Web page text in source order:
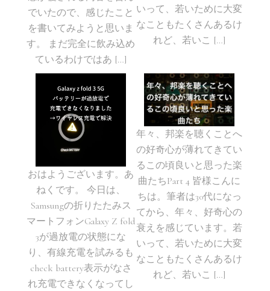
でいたので、感じたこと
を書いてみようと思いま
す。 まだ完全に飲み込め
ているわけではあ […]
いって、若いために大変
なこともたくさんあるけ
れど、若いこ […]
おはようございます。あ
ねくです。 今日は、
Samsungの折りたたみス
マートフォンGalaxy Z fold
3が過放電の状態にな
り、有線充電を試みるも
check battery表示がなさ
れ充電できなくなってし
年々、邦楽を聴くことへ
の好奇心が薄れてきてい
るこの頃良いと思った楽
曲たちPart 4 皆様こんに
ちは。筆者は30代になっ
てから、年々、好奇心の
衰えを感じています。若
いって、若いために大変
なこともたくさんあるけ
れど、若いこ […]